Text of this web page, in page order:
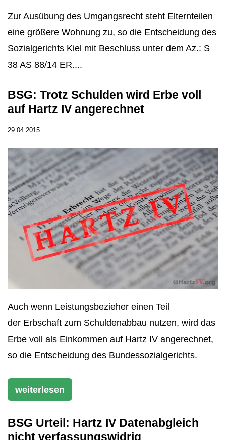
Zur Ausübung des Umgangsrecht steht Elternteilen
eine größere Wohnung zu, so die Entscheidung des
Sozialgerichts Kiel mit Beschluss unter dem Az.: S
38 AS 88/14 ER....
BSG: Trotz Schulden wird Erbe voll
auf Hartz IV angerechnet
29.04.2015
Auch wenn Leistungsbezieher einen Teil
der Erbschaft zum Schuldenabbau nutzen, wird das
Erbe voll als Einkommen auf Hartz IV angerechnet,
so die Entscheidung des Bundessozialgerichts.
weiterlesen
BSG Urteil: Hartz IV Datenabgleich
nicht verfassungswidrig